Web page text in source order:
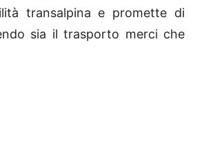
transalpina e promette di
sia il trasporto merci che